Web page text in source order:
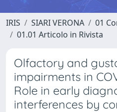
IRIS SIARI VERONA
01
01.01 Articolo in Rivista
Olfactory and
impairments in
Role in early
interferences by